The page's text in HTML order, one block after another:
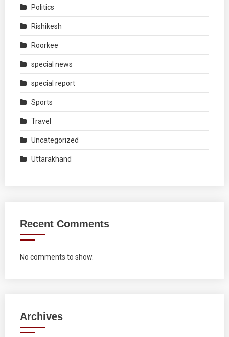
Politics
Rishikesh
Roorkee
special news
special report
Sports
Travel
Uncategorized
Uttarakhand
Recent Comments
No comments to show.
Archives